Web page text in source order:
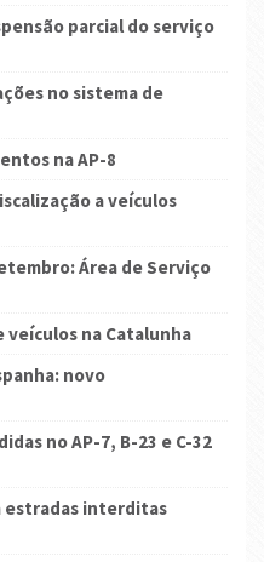
parcial do serviço
no sistema de
na AP-8
a veículos
Área de Serviço
veículos na Catalunha
novo
no AP-7, B-23 e C-32
estradas interditas